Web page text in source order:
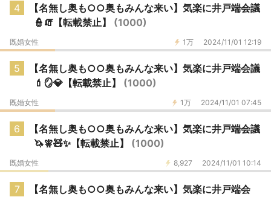
4
【名無し奥も○○奥もみんな来い】気楽に井戸端会議
👮🧯【転載禁止】 (1000)
1万 2024/11/01 12:19
既婚女性
5
【名無し奥も○○奥もみんな来い】気楽に井戸端会議
💄🪞💎【転載禁止】 (1000)
1万 2024/11/01 07:45
既婚女性
6
【名無し奥も○○奥もみんな来い】気楽に井戸端会議
🦄🧚🧸✨【転載禁止】 (1000)
8,927 2024/11/01 10:14
既婚女性
7
【名無し奥も○○奥もみんな来い】気楽に井戸端会